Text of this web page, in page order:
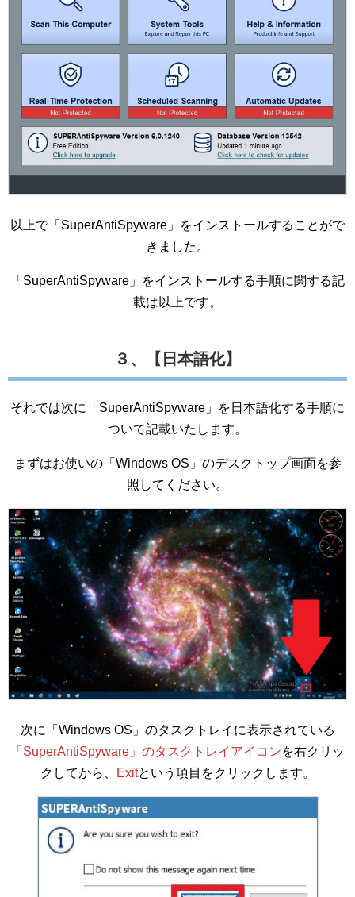
以上で「SuperAntiSpyware」をインストールすることがで
きました。
「SuperAntiSpyware」をインストールする手順に関する記
載は以上です。
３、【日本語化】
それでは次に「SuperAntiSpyware」を日本語化する手順に
ついて記載いたします。
まずはお使いの「Windows OS」のデスクトップ画面を参
照してください。
次に「Windows OS」のタスクトレイに表示されている
「SuperAntiSpyware」のタスクトレイアイコンを右クリッ
クしてから、
Exitという項目をクリックします。